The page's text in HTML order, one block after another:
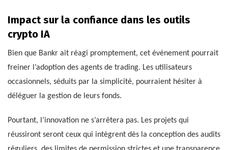
Impact sur la confiance dans les outils
crypto IA
Bien que Bankr ait réagi promptement, cet événement pourrait
freiner l’adoption des agents de trading. Les utilisateurs
occasionnels, séduits par la simplicité, pourraient hésiter à
déléguer la gestion de leurs fonds.
Pourtant, l’innovation ne s’arrêtera pas. Les projets qui
réussiront seront ceux qui intègrent dès la conception des audits